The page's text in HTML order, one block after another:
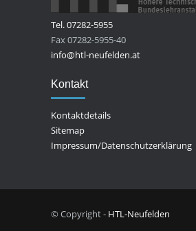
Tel. 07282-5955
Fax 07282-5955-40
info@htl-neufelden.at
Kontakt
Kontaktdetails
Sitemap
Impressum/Datenschutzerklärung
© Copyright - HTL-Neufelden